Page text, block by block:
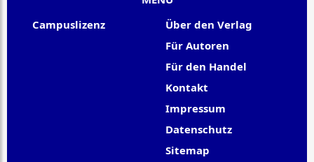
Campuslizenz
Über den Verlag
Für Autoren
Für den Handel
Kontakt
Impressum
Datenschutz
Sitemap